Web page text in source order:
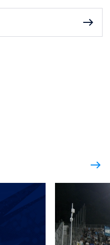
east
east